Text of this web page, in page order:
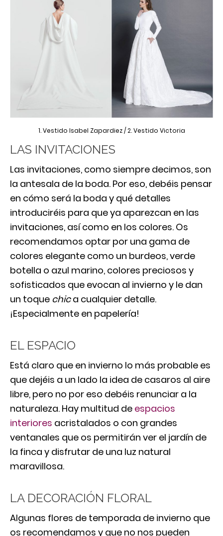
1. Vestido Isabel Zapardiez / 2. Vestido Victoria
LAS INVITACIONES
Las invitaciones, como siempre decimos, son
la antesala de la boda. Por eso, debéis pensar
en cómo será la boda y qué detalles
introduciréis para que ya aparezcan en las
invitaciones, así como en los colores. Os
recomendamos optar por una gama de
colores elegante como un burdeos, verde
botella o azul marino, colores preciosos y
sofisticados que evocan al invierno y le dan
un toque chica cualquier detalle.
¡Especialmente en papelería!
EL ESPACIO
Está claro que en invierno lo más probable es
que dejéis a un lado la idea de casaros al aire
libre, pero no por eso debéis renunciar a la
naturaleza. Hay multitud de espacios
interiores acristalados o con grandes
ventanales que os permitirán ver el jardín de
la finca y disfrutar de una luz natural
maravillosa.
LA DECORACIÓN FLORAL
Algunas flores de temporada de invierno que
os recomendamos y que no nos pueden